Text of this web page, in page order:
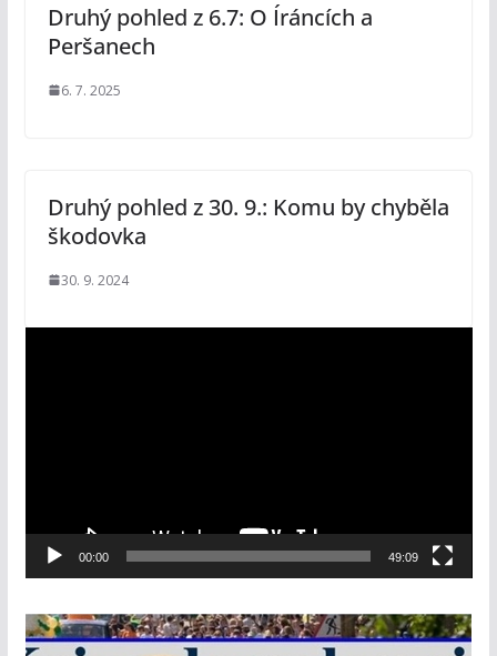
Druhý pohled z 6.7: O Íráncích a
Peršanech
6. 7. 2025
Druhý pohled z 30. 9.: Komu by chyběla
škodovka
30. 9. 2024
e
á
v
00:00 49:09